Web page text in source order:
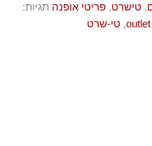
, טישרט, פריטי אופנה תגיות:
, טי-שרט